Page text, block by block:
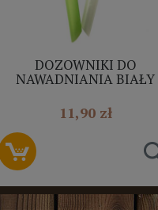
DOZOWNIKI DO
NAWADNIANIA BIAŁY
11,90 zł